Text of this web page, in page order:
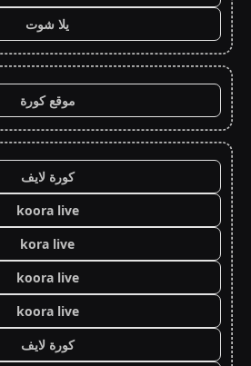
يلا شوت
موقع كورة
كورة لايف
koora live
kora live
koora live
koora live
كورة لايف